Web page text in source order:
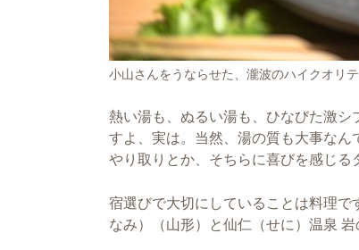
小山さんをうならせた、瀧波のハイクオリ
熱い湯も、ぬるい湯も、ひなびた激
すよ、実は。当然、湯の質も大事な
やり取りとか、そちらに喜びを感じる
宿選びで大切にしていることは料理
なみ）（山形）と仙仁（せに）温泉